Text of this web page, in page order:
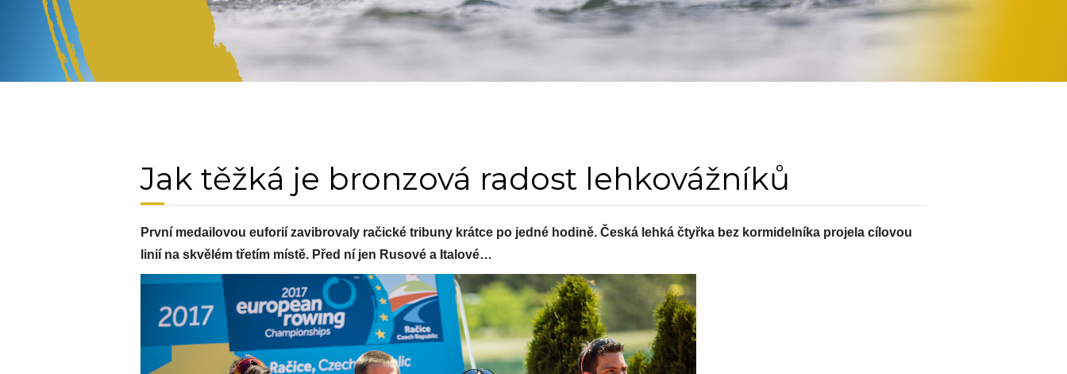
Jak těžká je bronzová radost lehkovážníků
První medailovou euforií zavibrovaly račické tribuny krátce po jedné hodině. Česká lehká čtyřka bez kormidelníka projela cílovou
linií na skvělém třetím místě. Před ní jen Rusové a Italové…